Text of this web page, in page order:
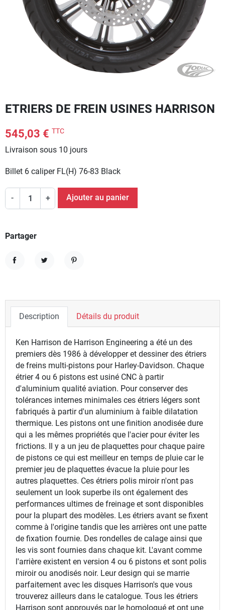
ETRIERS DE FREIN USINES HARRISON
545,03 € TTC
Livraison sous 10 jours
Billet 6 caliper FL(H) 76-83 Black
- + Ajouter au panier
Partager
Description Détails du produit
Ken Harrison de Harrison Engineering a été un des
premiers dès 1986 à développer et dessiner des étriers
de freins multi-pistons pour Harley-Davidson. Chaque
étrier 4 ou 6 pistons est usiné CNC à partir
d'aluminium qualité aviation. Pour conserver des
tolérances internes minimales ces étriers légers sont
fabriqués à partir d'un aluminium à faible dilatation
thermique. Les pistons ont une finition anodisée dure
qui a les mêmes propriétés que l'acier pour éviter les
frictions. Il y a un jeu de plaquettes pour chaque paire
de pistons ce qui est meilleur en temps de pluie car le
premier jeu de plaquettes évacue la pluie pour les
autres plaquettes. Ces étriers polis miroir n'ont pas
seulement un look superbe ils ont également des
performances ultimes de freinage et sont disponibles
pour la plupart des modèles. Les étriers avant se fixent
comme à l'origine tandis que les arrières ont une patte
de fixation fournie. Des rondelles de calage ainsi que
les vis sont fournies dans chaque kit. L'avant comme
l'arrière existent en version 4 ou 6 pistons et sont polis
miroir ou anodisés noir. Leur design qui se marrie
parfaitement avec les disques Harrison's que vous
trouverez ailleurs dans le catalogue. Tous les étriers
Harrison sont approuvés par le homologué et ont une